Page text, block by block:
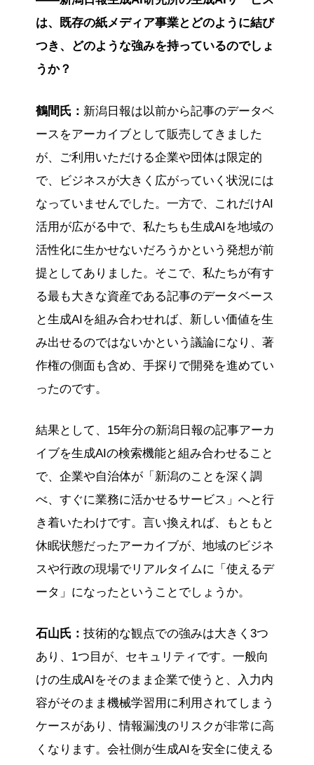
は、既存の紙メディア事業とどのように結び
つき、どのような強みを持っているのでしょ
うか？
鶴間氏： 新潟日報は以前から記事のデータベ
ースをアーカイブとして販売してきました
が、ご利用いただける企業や団体は限定的
で、ビジネスが大きく広がっていく状況には
なっていませんでした。一方で、これだけAI
活用が広がる中で、私たちも生成AIを地域の
活性化に生かせないだろうかという発想が前
提としてありました。そこで、私たちが有す
る最も大きな資産である記事のデータベース
と生成AIを組み合わせれば、新しい価値を生
み出せるのではないかという議論になり、著
作権の側面も含め、手探りで開発を進めてい
ったのです。
結果として、15年分の新潟日報の記事アーカ
イブを生成AIの検索機能と組み合わせること
で、企業や自治体が「新潟のことを深く調
べ、すぐに業務に活かせるサービス」へと行
き着いたわけです。言い換えれば、もともと
休眠状態だったアーカイブが、地域のビジネ
スや行政の現場でリアルタイムに「使えるデ
ータ」になったということでしょうか。
石山氏： 技術的な観点での強みは大きく3つ
あり、1つ目が、セキュリティです。一般向
けの生成AIをそのまま企業で使うと、入力内
容がそのまま機械学習用に利用されてしまう
ケースがあり、情報漏洩のリスクが非常に高
くなります。会社側が生成AIを安全に使える